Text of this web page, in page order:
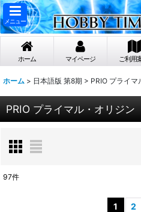
メニュー
ホーム マイページ ご利用
ホーム > 日本語版 第8期 > PRIO プライマ
PRIO プライマル・オリジン
97件
1 2